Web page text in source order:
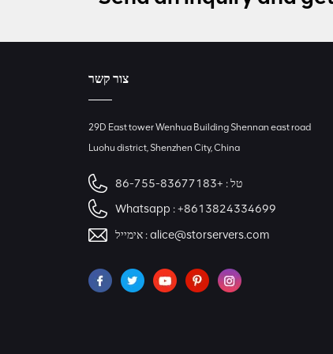
צור קשר
29D East tower Wenhua Building Shennan east road
Luohu district, Shenzhen City, China
טל : +86-755-83677183
Whatsapp :+8613824334699
אימייל :alice@storservers.com